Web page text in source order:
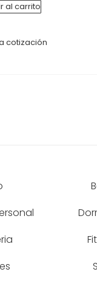
al carrito
cotización